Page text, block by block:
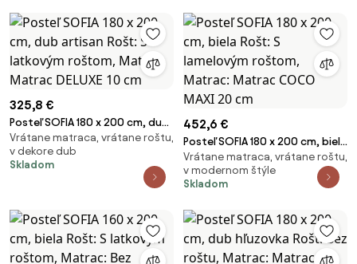
325,8 €
Posteľ SOFIA 180 x 200 cm, dub
artisan Rošt: S latkovým
roštom, Matrac: Matrac DELUXE
10 cm
Vrátane matraca, vrátane roštu,
v dekore dub
Skladom
452,6 €
Posteľ SOFIA 180 x 200 cm, biela
Rošt: S lamelovým roštom,
Matrac: Matrac COCO MAXI 20
cm
Vrátane matraca, vrátane roštu,
v modernom štýle
Skladom